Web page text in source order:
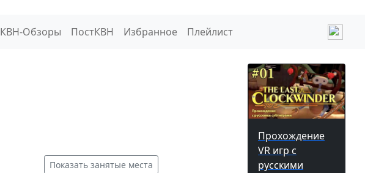
КВН-Обзоры ПостКВН Избранное Плейлист
Показать занятые места
Прохождение
VR игр с
русскими